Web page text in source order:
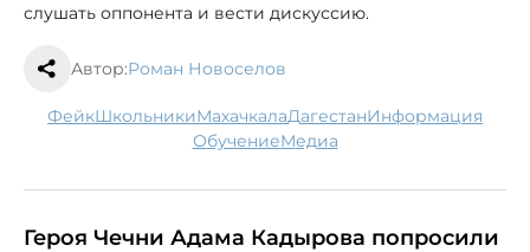
слушать оппонента и вести дискуссию.
Автор:Роман Новоселов
фейк школьники Махачкала Дагестан
информация
обучение
медиа
Героя Чечни Адама Кадырова попросили